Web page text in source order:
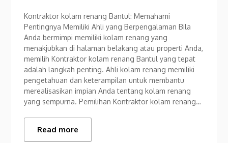
Kontraktor kolam renang Bantul: Memahami
Pentingnya Memiliki Ahli yang Berpengalaman Bila
Anda bermimpi memiliki kolam renang yang
menakjubkan di halaman belakang atau properti Anda,
memilih Kontraktor kolam renang Bantul yang tepat
adalah langkah penting. Ahli kolam renang memiliki
pengetahuan dan keterampilan untuk membantu
merealisasikan impian Anda tentang kolam renang
yang sempurna. Pemilihan Kontraktor kolam renang…
Read more